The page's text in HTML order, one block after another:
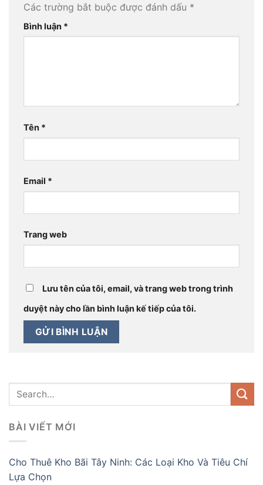
Các trường bắt buộc được đánh dấu *
Bình luận *
Tên *
Email *
Trang web
Lưu tên của tôi, email, và trang web trong trình
duyệt này cho lần bình luận kế tiếp của tôi.
BÀI VIẾT MỚI
Cho Thuê Kho Bãi Tây Ninh: Các Loại Kho Và Tiêu Chí
Lựa Chọn